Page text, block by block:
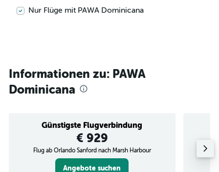
Nur Flüge mit PAWA Dominicana
Informationen zu: PAWA
Dominicana
Günstigste Flugverbindung
€ 929
Flug ab Orlando Sanford nach Marsh Harbour
Angebote suchen